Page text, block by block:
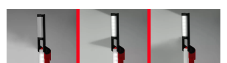
of
technologies
Powered